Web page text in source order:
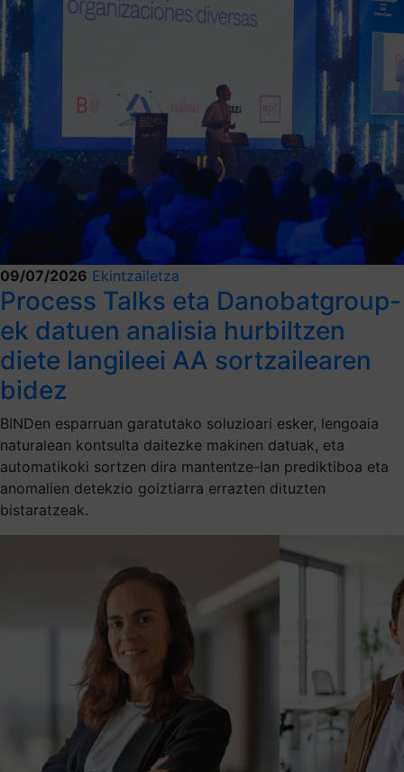
09/07/2026 Ekintzailetza
Process Talks eta Danobatgroup-
ek datuen analisia hurbiltzen
diete langileei AA sortzailearen
bidez
BINDen esparruan garatutako soluzioari esker, lengoaia
naturalean kontsulta daitezke makinen datuak, eta
automatikoki sortzen dira mantentze-lan prediktiboa eta
anomalien detekzio goiztiarra errazten dituzten
bistaratzeak.